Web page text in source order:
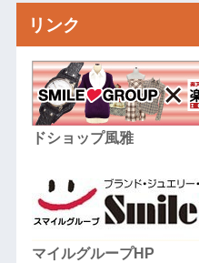
リンク
ドショップ風雅
マイルグループHP